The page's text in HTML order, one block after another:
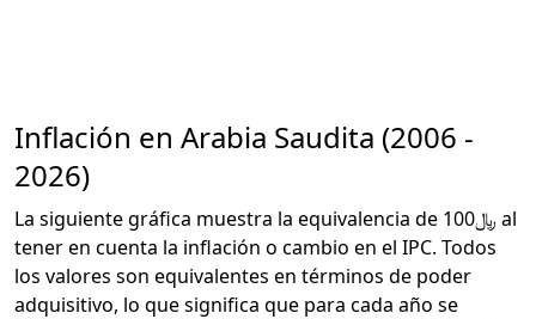
Inflación en Arabia Saudita (2006 -
2026)
La siguiente gráfica muestra la equivalencia de ﷼100 al
tener en cuenta la inflación o cambio en el IPC. Todos
los valores son equivalentes en términos de poder
adquisitivo, lo que significa que para cada año se